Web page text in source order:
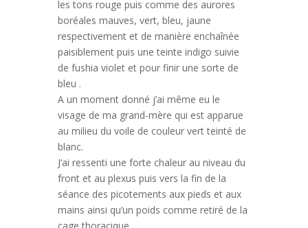
les tons rouge puis comme des aurores
boréales mauves, vert, bleu, jaune
respectivement et de manière enchaînée
paisiblement puis une teinte indigo suivie
de fushia violet et pour finir une sorte de
bleu .
A un moment donné j’ai même eu le
visage de ma grand-mère qui est apparue
au milieu du voile de couleur vert teinté de
blanc.
J’ai ressenti une forte chaleur au niveau du
front et au plexus puis vers la fin de la
séance des picotements aux pieds et aux
mains ainsi qu’un poids comme retiré de la